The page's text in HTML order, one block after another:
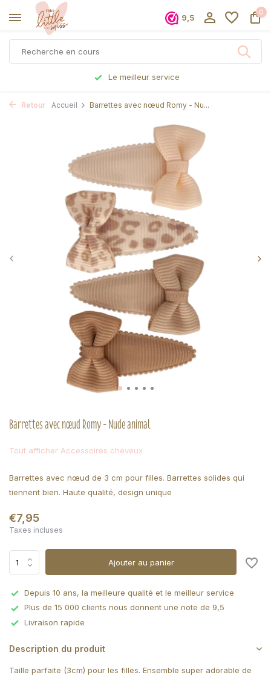
9,5
0
Le meilleur service
Retour Accueil Barrettes avec nœud Romy - Nu...
Barrettes avec nœud Romy - Nude animal
Tout afficher Accessoires cheveux
Barrettes avec nœud de 3 cm pour filles. Barrettes solides qui
tiennent bien. Haute qualité, design unique
€7,95
Taxes incluses
Ajouter au panier
Depuis 10 ans, la meilleure qualité et le meilleur service
Plus de 15 000 clients nous donnent une note de 9,5
Livraison rapide
Description du produit
Taille parfaite (3cm) pour les filles. Ensemble super adorable de